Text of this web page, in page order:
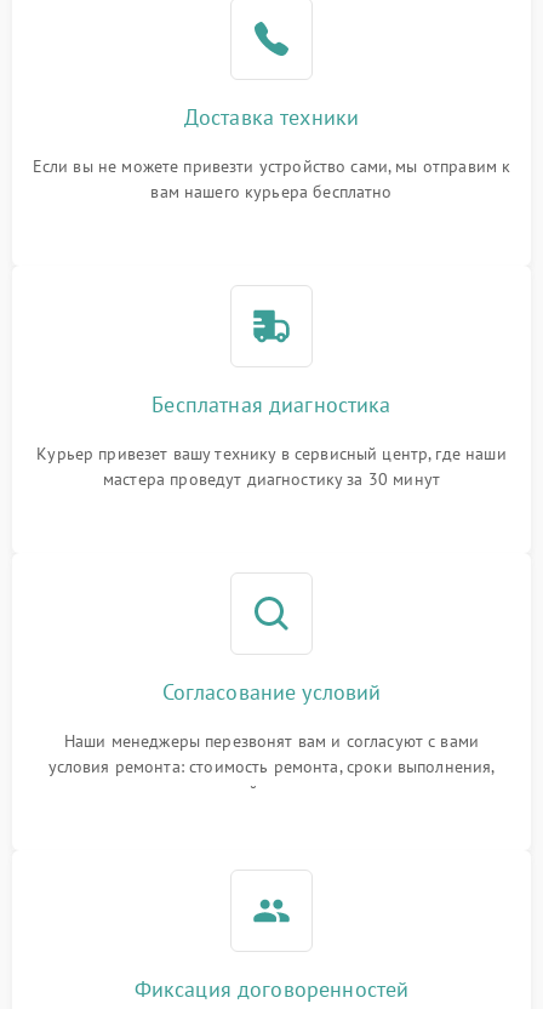
Доставка техники
Если вы не можете привезти устройство сами, мы отправим к
вам нашего курьера бесплатно
Бесплатная диагностика
Курьер привезет вашу технику в сервисный центр, где наши
мастера проведут диагностику за 30 минут
Согласование условий
Наши менеджеры перезвонят вам и согласуют с вами
условия ремонта: стоимость ремонта, сроки выполнения,
гарантийные условия
Фиксация договоренностей